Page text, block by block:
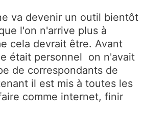
va devenir un outil bientôt
l'on n'arrive plus à
cela devrait être. Avant
était personnel on n'avait
de correspondants de
il est mis à toutes les
comme internet, finir